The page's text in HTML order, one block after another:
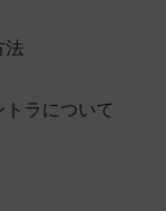
法
ラについて